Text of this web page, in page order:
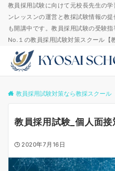
教員採用試験に向けて元校長先生の
ンレッスンの運営と教採試験情報の
も開講中です。教員採用試験の受験
No.１の教員採用試験対策スクール【
教員採用試験対策なら教採スクール
教員採用試験_個人面
2020年7月16日